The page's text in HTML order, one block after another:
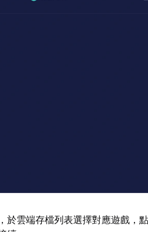
於雲端存檔列表選擇對應遊戲，